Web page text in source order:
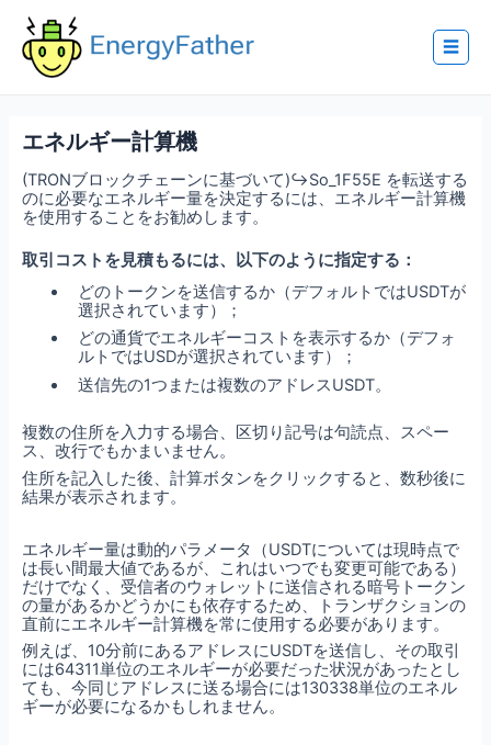
content
☰
エネルギー計算機
(TRONブロックチェーンに基づいて)↪So_1F55E を転送する
のに必要なエネルギー量を決定するには、エネルギー計算機
を使用することをお勧めします。
取引コストを見積もるには、以下のように指定する：
どのトークンを送信するか（デフォルトではUSDTが
選択されています）；
どの通貨でエネルギーコストを表示するか（デフォ
ルトではUSDが選択されています）；
送信先の1つまたは複数のアドレスUSDT。
複数の住所を入力する場合、区切り記号は句読点、スペー
ス、改行でもかまいません。
住所を記入した後、計算ボタンをクリックすると、数秒後に
結果が表示されます。
エネルギー量は動的パラメータ（USDTについては現時点で
は長い間最大値であるが、これはいつでも変更可能である）
だけでなく、受信者のウォレットに送信される暗号トークン
の量があるかどうかにも依存するため、トランザクションの
直前にエネルギー計算機を常に使用する必要があります。
例えば、10分前にあるアドレスにUSDTを送信し、その取引
には64311単位のエネルギーが必要だった状況があったとし
ても、今同じアドレスに送る場合には130338単位のエネル
ギーが必要になるかもしれません。